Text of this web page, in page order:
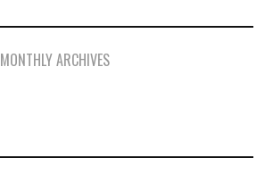
MONTHLY ARCHIVES